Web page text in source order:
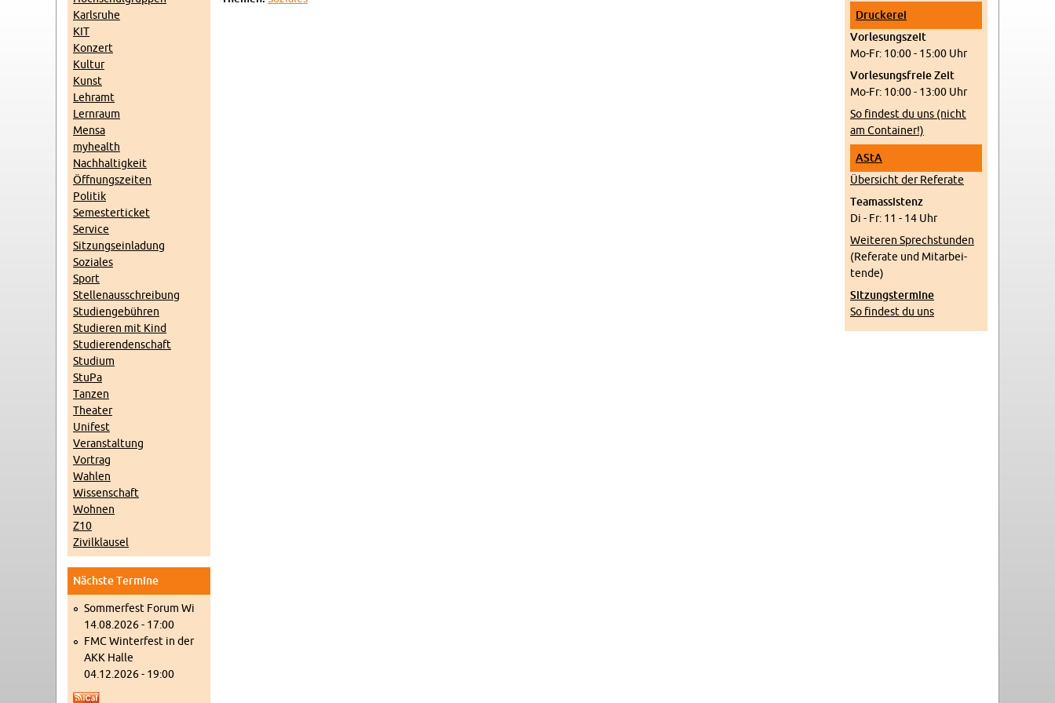
Karls­ru­he
KIT
Kon­zert
Kul­tur
Kunst
Lehr­amt
Lern­raum
Mensa
myhe­alth
Nach­hal­tig­keit
Öff­nungs­zei­ten
Po­li­tik
Se­mes­ter­ti­cket
Ser­vice
Sit­zungs­ein­la­dung
So­zia­les
Sport
Stel­len­aus­schrei­bung
Stu­di­en­ge­büh­ren
Stu­die­ren mit Kind
Stu­die­ren­den­schaft
Stu­di­um
StuPa
Tan­zen
Thea­ter
Uni­fest
Ver­an­stal­tung
Vor­trag
Wah­len
Wis­sen­schaft
Woh­nen
Z10
Zi­vil­klau­sel
Nächs­te Ter­mi­ne
Som­mer­fest Forum Wi
14.08.2026 - 17:00
FMC Win­ter­fest in der
AKK Halle
04.12.2026 - 19:00
Dru­cke­rei
Vor­le­sungs­zeit
Mo-Fr: 10:00 - 15:00 Uhr
Vor­le­sungs­freie Zeit
Mo-Fr: 10:00 - 13:00 Uhr
So fin­dest du uns (nicht
am Con­tai­ner!)
AStA
Über­sicht der Re­fe­ra­te
Tea­m­as­sis­tenz
Di - Fr: 11 - 14 Uhr
Wei­te­ren Sprech­stun­den
(Re­fe­ra­te und Mit­ar­bei­
ten­de)
Sit­zungs­ter­mi­ne
So fin­dest du uns